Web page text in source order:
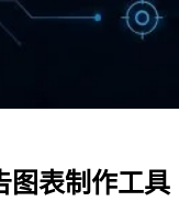
图表制作工具